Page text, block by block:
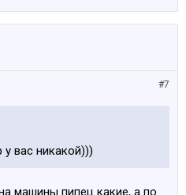
#7
вас никакой)))
машины пипец какие, а по